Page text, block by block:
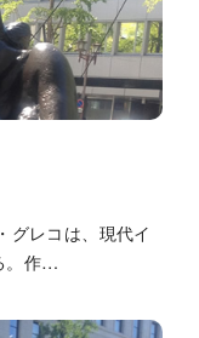
グレコは、現代イ
。作…